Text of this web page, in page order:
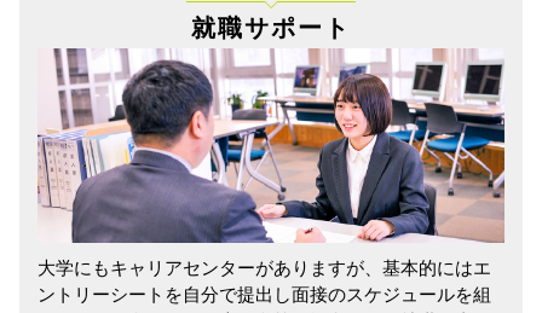
就職サポート
大学にもキャリアセンターがありますが、基本的にはエ
ントリーシートを自分で提出し面接のスケジュールを組